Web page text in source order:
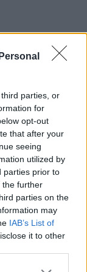
parties, or
for
opt-out
that after your
seeing
utilized by
parties prior to
the further
parties on the
may
IAB’s List of
it to other
στους 2.857
για τον